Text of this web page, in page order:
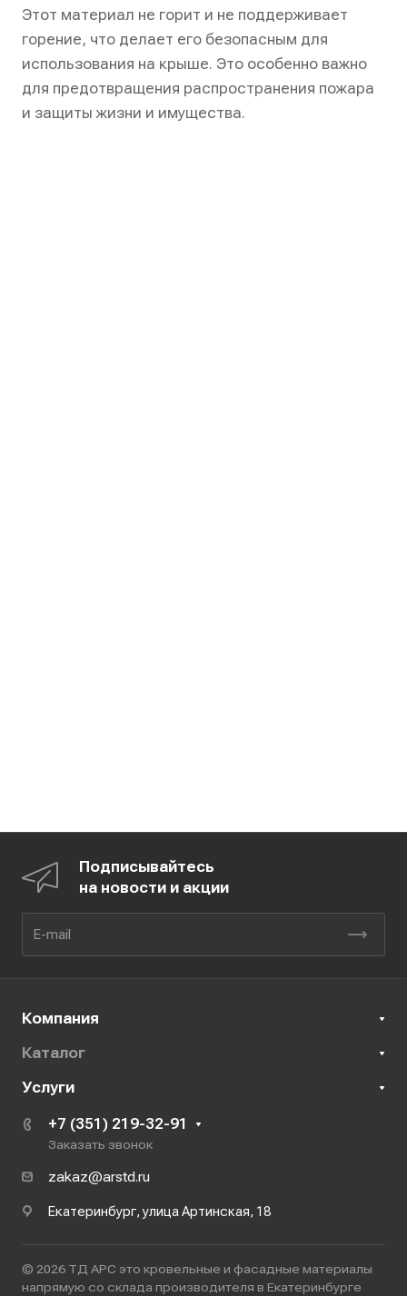
Этот материал не горит и не поддерживает
горение, что делает его безопасным для
использования на крыше. Это особенно важно
для предотвращения распространения пожара
и защиты жизни и имущества.
Подписывайтесь
на новости и акции
Компания
Каталог
Услуги
+7 (351) 219-32-91
Заказать звонок
zakaz@arstd.ru
Екатеринбург, улица Артинская, 18
© 2026 ТД АРС это кровельные и фасадные материалы
напрямую со склада производителя в Екатеринбурге